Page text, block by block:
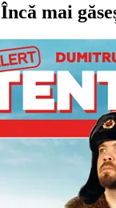
Încă mai